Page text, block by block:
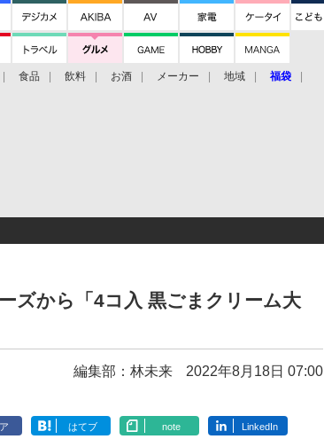
食品 飲料 お酒 メーカー 地域 福袋
ズから「4コ入 黒ごまクリーム大
編集部：林未来 2022年8月18日 07:00
はてブ note LinkedIn